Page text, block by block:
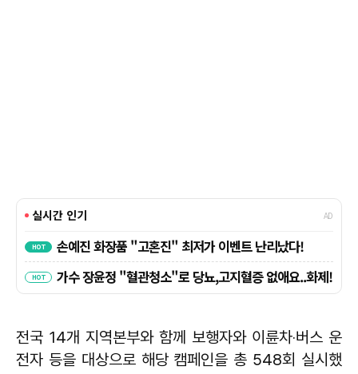
전국 14개 지역본부와 함께 보행자와 이륜차‧버스 운
전자 등을 대상으로 해당 캠페인을 총 548회 실시했